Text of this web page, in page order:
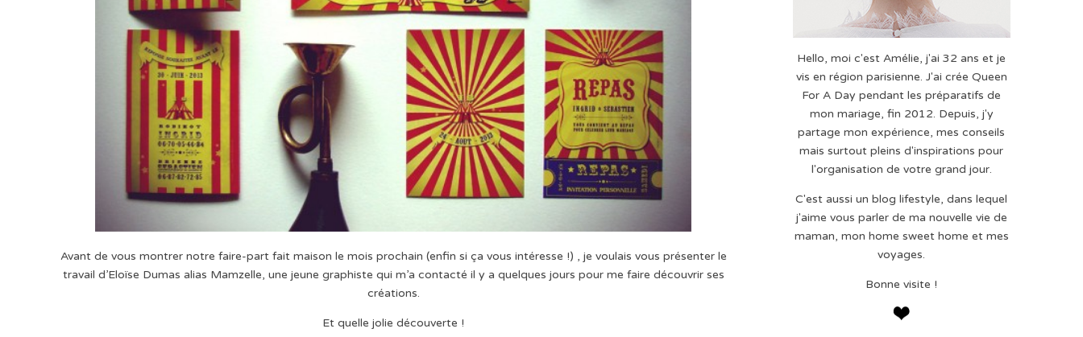
Avant de vous montrer notre faire-part fait maison le mois prochain (enfin si ça vous intéresse !) , je voulais vous présenter le
travail d’Eloïse Dumas alias Mamzelle, une jeune graphiste qui m’a contacté il y a quelques jours pour me faire découvrir ses
créations.
Et quelle jolie découverte !
Hello, moi c'est Amélie, j'ai 32 ans et je
vis en région parisienne. J'ai crée Queen
For A Day pendant les préparatifs de
mon mariage, fin 2012. Depuis, j'y
partage mon expérience, mes conseils
mais surtout pleins d'inspirations pour
l'organisation de votre grand jour.
C'est aussi un blog lifestyle, dans lequel
j'aime vous parler de ma nouvelle vie de
maman, mon home sweet home et mes
voyages.
Bonne visite !